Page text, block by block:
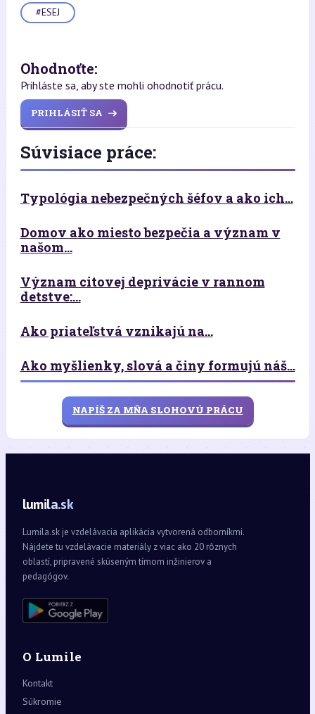
#ESEJ
Ohodnoťte:
Prihláste sa, aby ste mohli ohodnotiť prácu.
PRIHLÁSIŤ SA
Súvisiace práce:
Typológia nebezpečných šéfov a ako ich...
Domov ako miesto bezpečia a význam v
našom...
Význam citovej deprivácie v rannom
detstve:...
Ako priateľstvá vznikajú na...
Ako myšlienky, slová a činy formujú náš...
NAPÍŠ ZA MŇA SLOHOVÚ PRÁCU
lumila.sk
Lumila.sk je vzdelávacia aplikácia vytvorená odborníkmi.
Nájdete tu vzdelávacie materiály z viac ako 20 rôznych
oblastí, pripravené skúseným tímom inžinierov a
pedagógov.
O Lumile
Kontakt
Súkromie